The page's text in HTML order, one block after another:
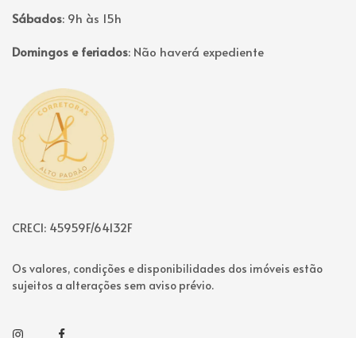
Sábados: 9h às 15h
Domingos e feriados: Não haverá expediente
Página inicial
CRECI: 45959F/64132F
Os valores, condições e disponibilidades dos imóveis estão
sujeitos a alterações sem aviso prévio.
InstagramFacebook